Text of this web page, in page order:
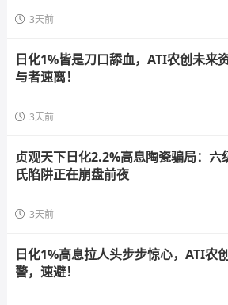
3天前
日化1%皆是刀口舔血，ATI农创未来
与者速离！
3天前
贞观天下日化2.2%高息陶瓷骗局：六
氏陷阱正在崩盘前夜
3天前
日化1%高息拉人头步步惊心，ATI农
警，速避！